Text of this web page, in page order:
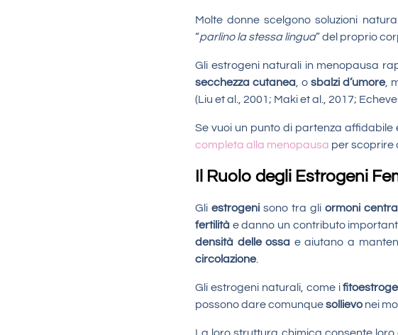
Molte donne scelgono soluzioni
“parlino la stessa lingua” del proprio
Gli estrogeni naturali in menopausa
secchezza cutanea , osbalzi d’umore,
(Liu et al., 2001; Maki et al., 2017;
Se vuoi un punto di partenza
completa alla menopausa per scoprire
Il Ruolo degli Estrogeni
Gliestrogenisono tra gliormoni
fertilità e danno un contributo
densità delle ossa e aiutano a
circolazione.
Gli estrogeni naturali, come i
possono dare comunquesollievo nei
La loro struttura chimica consente loro